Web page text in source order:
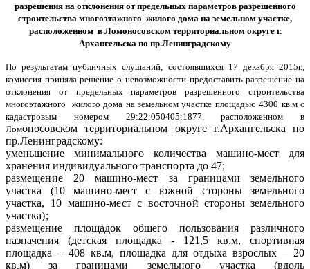
разрешения на отклонения от предельных параметров разрешенного
строительства многоэтажного жилого дома на земельном участке,
расположенном в Ломоносовском территориальном округе г.
Архангельска по пр.Ленинградскому
По результатам публичных слушаний, состоявшихся 17 декабря 2015г.,
комиссия приняла решение о невозможности предоставить разрешение на
отклонения от предельных параметров разрешенного строительства
многоэтажного жилого дома на земельном участке площадью 4300 кв.м с
кадастровым номером 29:22:050405:1877, расположенном в
Ломоносовском территориальном округе г.Архангельска по
пр.Ленинградскому:
уменьшение минимального количества машино-мест для
хранения индивидуального транспорта до 47;
размещение 20 машино-мест за границами земельного
участка (10 машино-мест с южной стороны земельного
участка, 10 машино-мест с восточной стороны земельного
участка);
размещение площадок общего пользования различного
назначения (детская площадка - 121,5 кв.м, спортивная
площадка – 408 кв.м, площадка для отдыха взрослых – 20
кв.м) за границами земельного участка (вдоль